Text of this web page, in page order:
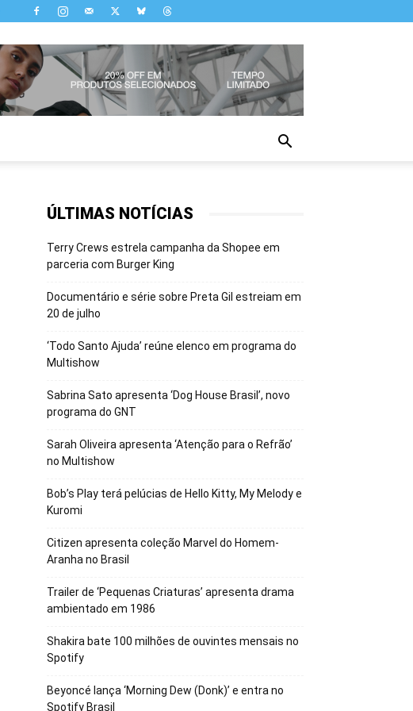
ÚLTIMAS NOTÍCIAS
Terry Crews estrela campanha da Shopee em
parceria com Burger King
Documentário e série sobre Preta Gil estreiam em
20 de julho
‘Todo Santo Ajuda’ reúne elenco em programa do
Multishow
Sabrina Sato apresenta ‘Dog House Brasil’, novo
programa do GNT
Sarah Oliveira apresenta ‘Atenção para o Refrão’
no Multishow
Bob’s Play terá pelúcias de Hello Kitty, My Melody e
Kuromi
Citizen apresenta coleção Marvel do Homem-
Aranha no Brasil
Trailer de ‘Pequenas Criaturas’ apresenta drama
ambientado em 1986
Shakira bate 100 milhões de ouvintes mensais no
Spotify
Beyoncé lança ‘Morning Dew (Donk)’ e entra no
Spotify Brasil